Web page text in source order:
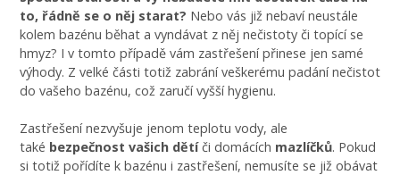
to, řádně se o něj starat? Nebo vás již nebaví neustále
kolem bazénu běhat a vyndávat z něj nečistoty či topící se
hmyz? I v tomto případě vám zastřešení přinese jen samé
výhody. Z velké části totiž zabrání veškerému padání nečistot
do vašeho bazénu, což zaručí vyšší hygienu.
Zastřešení nezvyšuje jenom teplotu vody, ale
také bezpečnost vašich dětíči domácích mazlíčků. Pokud
si totiž pořídíte k bazénu i zastřešení, nemusíte se již obávat